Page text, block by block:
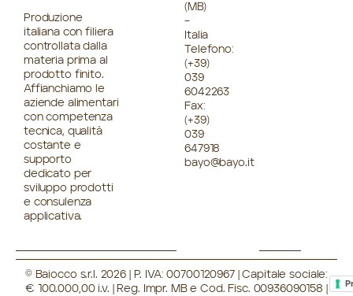
Produzione
italiana con filiera
controllata dalla
materia prima al
prodotto finito.
Affianchiamo le
aziende alimentari
con competenza
tecnica, qualità
costante e
supporto
dedicato per
sviluppo prodotti
e consulenza
applicativa.
(MB)
–
Italia
Telefono:
(+39)
039
6042263
Fax:
(+39)
039
647918
bayo@bayo.it
© Baiocco s.r.l. 2026 | P. IVA: 00700120967 | Capitale sociale:
€ 100.000,00 i.v. | Reg. Impr. MB e Cod. Fisc. 00936090158 |